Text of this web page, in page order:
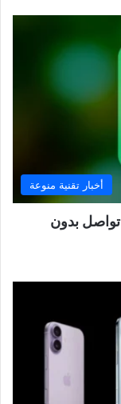
أخبار تقنية منوعة
بدون